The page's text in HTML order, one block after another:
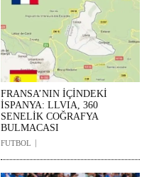
FRANSA’NIN İÇİNDEKİ
İSPANYA: LLVIA, 360
SENELİK COĞRAFYA
BULMACASI
FUTBOL